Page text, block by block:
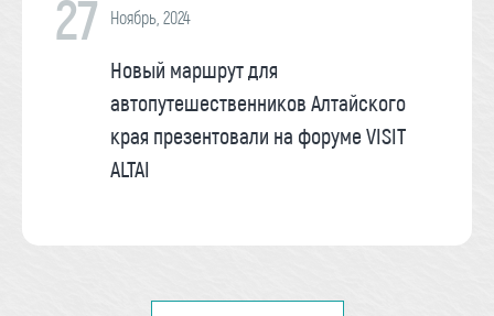
27 Ноябрь, 2024
Новый маршрут для
автопутешественников Алтайского
края презентовали на форуме VISIT
ALTAI